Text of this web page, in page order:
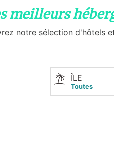
meilleurs
notre sélection d'hôtels
ÎLE
Toutes